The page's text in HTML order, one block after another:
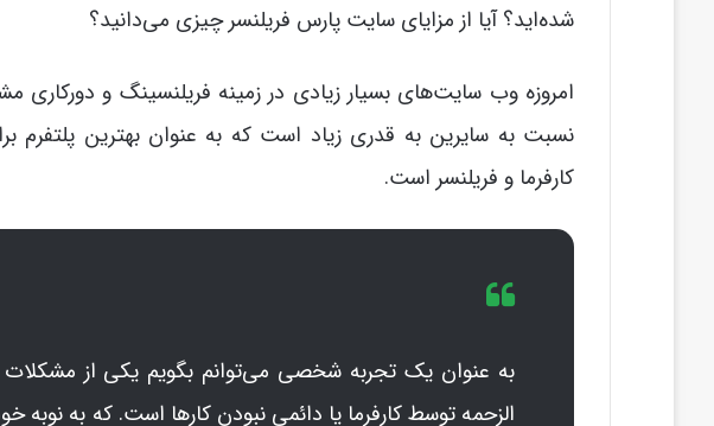
شده‌اید؟ آیا از مزایای سایت پارس فریلنسر چیزی می‌دانید؟
امروزه وب سایت‌های بسیار زیادی در زمینه فریلنسینگ و
نسبت به سایرین به قدری زیاد است که به عنوان بهترین پلتفرم
کارفرما و فریلنسر است.
به عنوان یک تجربه شخصی می‌توانم بگویم یکی از مشکلات
الزحمه توسط کارفرما یا دائمی نبودن کارها است. که به